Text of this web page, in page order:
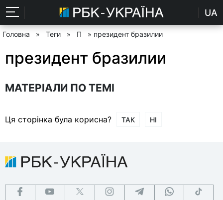
UA
Головна » Теги » П » президент бразилии
президент бразилии
МАТЕРІАЛИ ПО ТЕМІ
Ця сторінка була корисна? ТАК НІ